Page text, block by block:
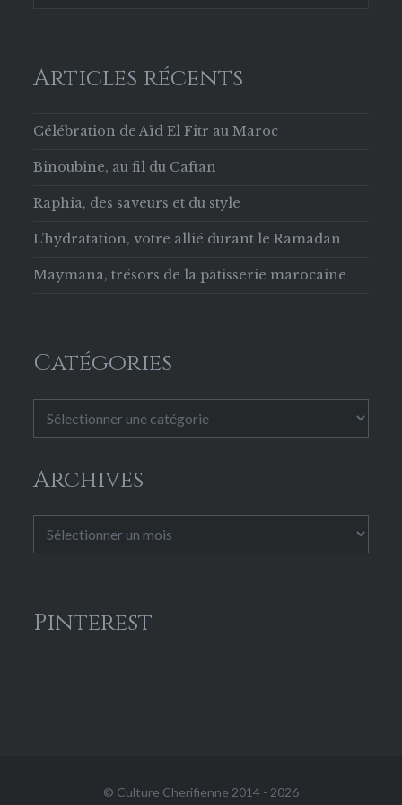
Articles récents
Célébration de Aïd El Fitr au Maroc
Binoubine, au fil du Caftan
Raphia, des saveurs et du style
L’hydratation, votre allié durant le Ramadan
Maymana, trésors de la pâtisserie marocaine
Catégories
Archives
Pinterest
© Culture Cherifienne 2014 - 2026